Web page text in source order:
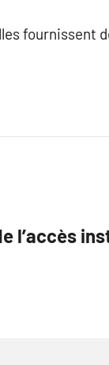
fournissent
l’accès